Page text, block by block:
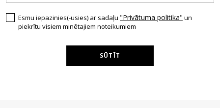
Esmu iepazinies(-usies) ar sadaļu "Privātuma politika" un
piekrītu visiem minētajiem noteikumiem
SŪTĪT